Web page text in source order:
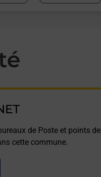
de Poste et points de
cette commune.